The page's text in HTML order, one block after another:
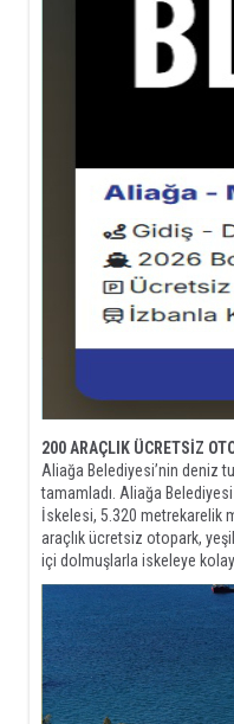
200 ARAÇLIK ÜCRETSİZ
Aliağa Belediyesi’nin deniz
tamamladı. Aliağa
İskelesi, 5.320 metrekarelik
araçlık ücretsiz otopark,
içi dolmuşlarla iskeleye